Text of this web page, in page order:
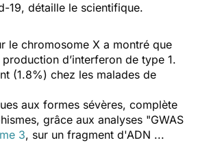
19, détaille le scientifique.
le chromosome X a montré que
d’interferon de type 1.
(1.8%) chez les malades de
aux formes sévères, complète
grâce aux analyses "GWAS
3, sur un fragment d'ADN ...